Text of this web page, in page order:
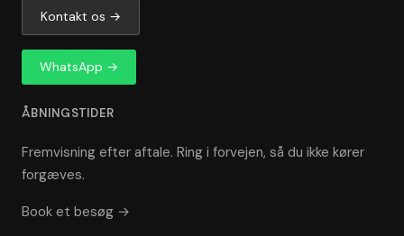
Kontakt os →
WhatsApp →
ÅBNINGSTIDER
Fremvisning efter aftale. Ring i forvejen, så du ikke kører
forgæves.
Book et besøg →